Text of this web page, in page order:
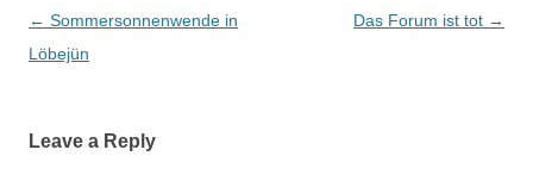
Post
navigation
← Sommersonnenwende in
Löbejün
Das Forum ist tot →
Leave a Reply